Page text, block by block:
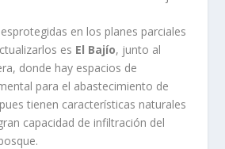
en los planes parciales
es El Bajío, junto al
donde hay espacios de
para el abastecimiento de
tienen características naturales
capacidad de infiltración del